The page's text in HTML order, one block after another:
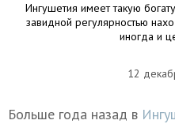
Ингушетия имеет такую
завидной регулярностью
иногда и
12
Больше года назад в